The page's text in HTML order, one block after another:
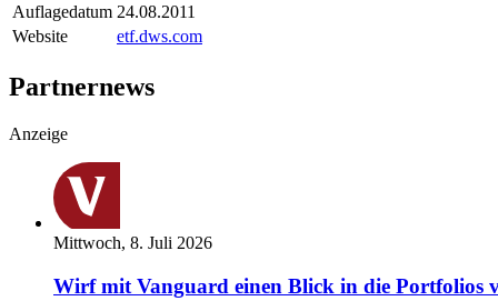
Auflagedatum 24.08.2011
Website
etf.dws.com
Partnernews
Anzeige
Mittwoch, 8. Juli 2026
Wirf mit Vanguard einen Blick in die Portfolios